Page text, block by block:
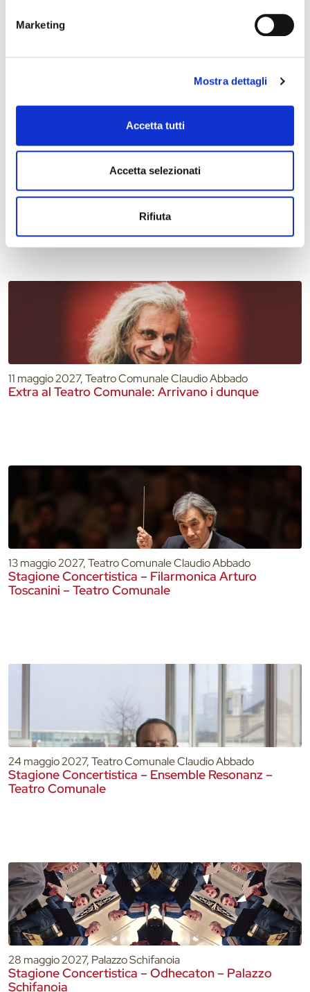
Marketing
Mostra dettagli
Accetta tutti
Accetta selezionati
Rifiuta
Via della Fiera, 11
11 maggio 2027, Teatro Comunale Claudio Abbado
Extra al Teatro Comunale: Arrivano i dunque
13 maggio 2027, Teatro Comunale Claudio Abbado
Stagione Concertistica – Filarmonica Arturo
Toscanini – Teatro Comunale
24 maggio 2027, Teatro Comunale Claudio Abbado
Stagione Concertistica – Ensemble Resonanz –
Teatro Comunale
28 maggio 2027, Palazzo Schifanoia
Stagione Concertistica – Odhecaton – Palazzo
Schifanoia